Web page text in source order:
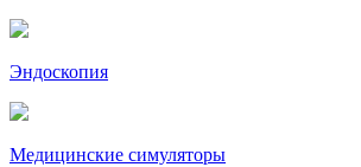
Эндоскопия
Медицинские симуляторы